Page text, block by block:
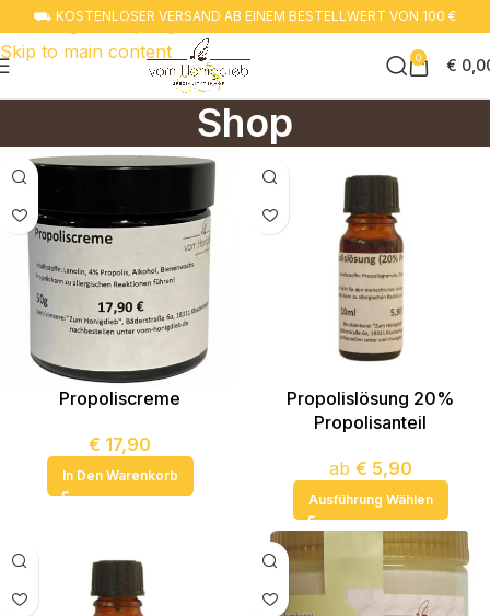
Zur navigation springen
Skip to main content
⛟ KOSTENLOSER VERSAND AB EINEM BESTELLWERT VON 100 €
0 €
Shop
Propoliscreme
€ 17,90
In Den Warenkorb
Propolislösung 20%
Propolisanteil
ab € 5,90
Ausführung Wählen